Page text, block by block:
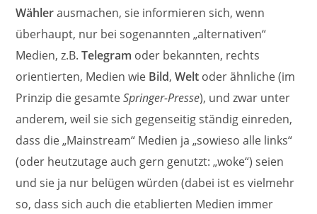
Wählerausmachen, sie informieren sich, wenn
überhaupt, nur bei sogenannten „alternativen“
Medien, z.B.Telegram oder bekannten, rechts
orientierten, Medien wie Bild,Welt oder ähnliche (im
Prinzip die gesamteSpringer-Presse), und zwar unter
anderem, weil sie sich gegenseitig ständig einreden,
dass die „Mainstream“ Medien ja „sowieso alle links“
(oder heutzutage auch gern genutzt: „woke“) seien
und sie ja nur belügen würden (dabei ist es vielmehr
so, dass sich auch die etablierten Medien immer